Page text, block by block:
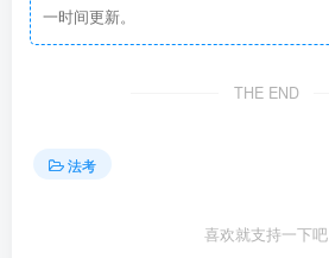
一时间更新。
THE END
法考
喜欢就支持一下吧